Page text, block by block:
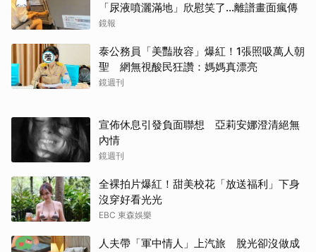
「尿液噴灑滿地」欣慰笑了…離譜畫面瘋傳
鏡報
泰公務員「美豔妝容」爆紅！1張照吸萬人朝
聖 網無視酸民狂讚：媽媽真漂亮
鏡週刊
宣佈休息引發負面聯想 亞莉安娜澄清絕無
內情
鏡週刊
全裸拍片爆紅！甜美校花「放送福利」下身
沒穿好看光光
EBC 東森娛樂
人夫帶「軍中情人」上汽旅 脫光卻沒做成